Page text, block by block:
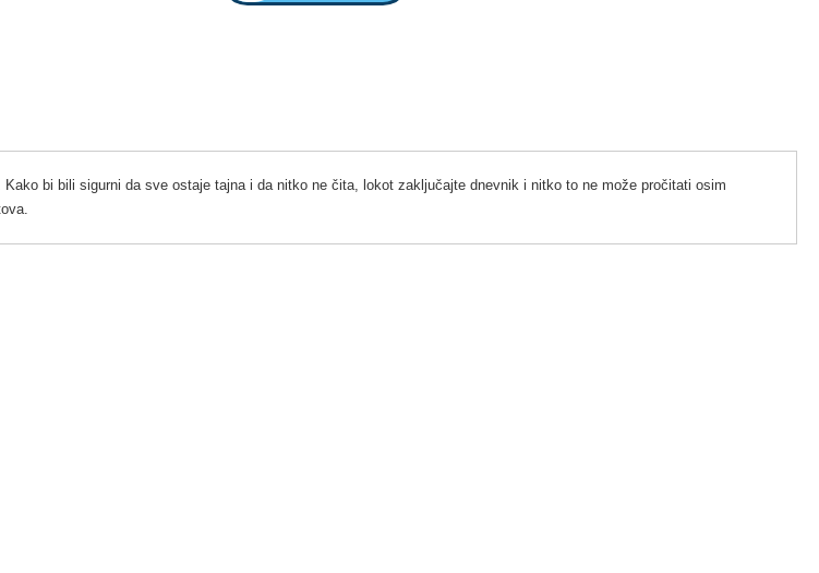
bi bili sigurni da sve ostaje tajna i da nitko ne čita, lokot zaključajte dnevnik i nitko to ne može pročitati osim